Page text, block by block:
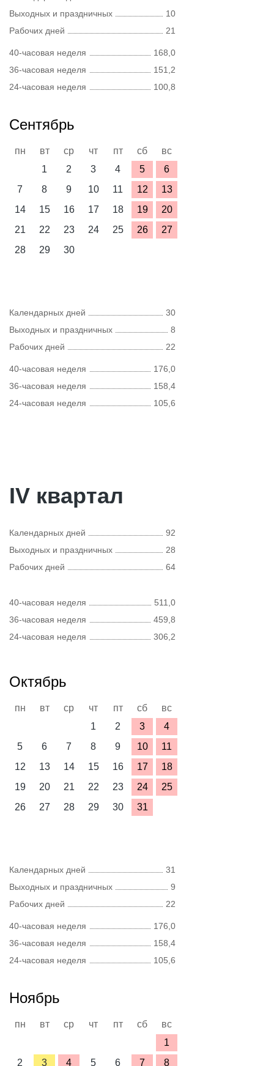
Выходных и праздничных
10
Рабочих дней
21
40-часовая неделя
168,0
36-часовая неделя
151,2
24-часовая неделя
100,8
Сентябрь
пн вт ср чт пт сб
вс
1
2 3 4 5
6
7
8 9 10 11 12
13
14
15 16 17 18 19
20
21
22 23 24 25 26
27
28
29 30
Календарных дней
30
Выходных и праздничных
8
Рабочих дней
22
40-часовая неделя
176,0
36-часовая неделя
158,4
24-часовая неделя
105,6
IV квартал
Календарных дней
92
Выходных и праздничных
28
Рабочих дней
64
40-часовая неделя
511,0
36-часовая неделя
459,8
24-часовая неделя
306,2
Октябрь
пн вт ср чт пт сб
вс
1
2 3
4
5
6 7 8 9 10
11
12
13 14 15 16 17
18
19
20 21 22 23 24
25
26
27 28 29 30 31
Календарных дней
31
Выходных и праздничных
9
Рабочих дней
22
40-часовая неделя
176,0
36-часовая неделя
158,4
24-часовая неделя
105,6
Ноябрь
пн вт ср чт пт сб
вс
1
2
3 4 5 6 7 8